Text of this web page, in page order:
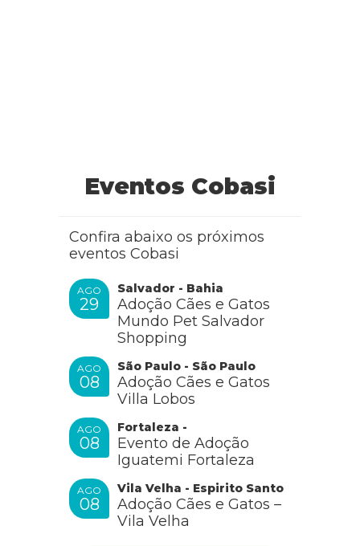
Eventos Cobasi
Confira abaixo os próximos
eventos Cobasi
AGO
29
Salvador - Bahia
Adoção Cães e Gatos
Mundo Pet Salvador
Shopping
AGO
08
São Paulo - São Paulo
Adoção Cães e Gatos
Villa Lobos
AGO
08
Fortaleza -
Evento de Adoção
Iguatemi Fortaleza
AGO
08
Vila Velha - Espirito Santo
Adoção Cães e Gatos –
Vila Velha